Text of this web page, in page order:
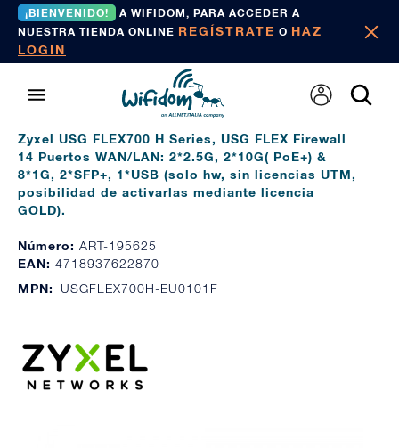
¡BIENVENIDO!
A WIFIDOM, PARA ACCEDER A
NUESTRA TIENDA ONLINE REGÍSTRATE O HAZ
LOGIN
Zyxel USG FLEX700 H Series, USG FLEX Firewall
14 Puertos WAN/LAN: 2*2.5G, 2*10G( PoE+) &
8*1G, 2*SFP+, 1*USB (solo hw, sin licencias UTM,
posibilidad de activarlas mediante licencia
GOLD).
Número: ART-195625
EAN: 4718937622870
MPN:
USGFLEX700H-EU0101F